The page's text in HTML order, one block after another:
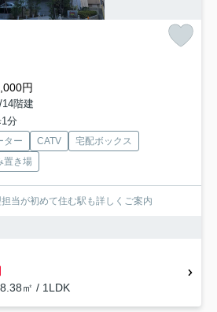
円
階建
分
ター CATV
宅配ボックス
置き場
当が初めて住む駅も詳しくご案内
㎡ / 1LDK